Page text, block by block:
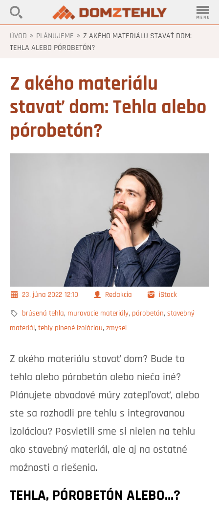
ÚVOD » PLÁNUJEME » Z AKÉHO MATERIÁLU STAVAŤ DOM:
TEHLA ALEBO PÓROBETÓN?
Z akého materiálu
stavať dom: Tehla alebo
pórobetón?
23. júna 2022 12:10 Redakcia iStock
brúsená tehla, murovacie materiály, pórobetón, stavebný
materiál, tehly plnené izoláciou, zmysel
Z akého materiálu stavať dom? Bude to
tehla alebo pórobetón alebo niečo iné?
Plánujete obvodové múry zatepľovať, alebo
ste sa rozhodli pre tehlu s integrovanou
izoláciou? Posvietili sme si nielen na tehlu
ako stavebný materiál, ale aj na ostatné
možnosti a riešenia.
TEHLA, PÓROBETÓN ALEBO…?